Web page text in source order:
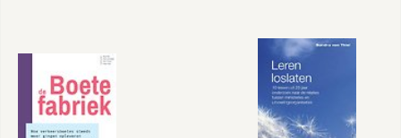
18. Aangifte tegen de eigen Belastingdienst
19. En ook de herstelregeling loopt vast
Epiloog
Een woord achteraf